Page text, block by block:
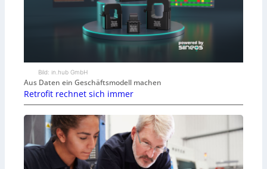
Bild: in.hub GmbH
Aus Daten ein Geschäftsmodell machen
Retrofit rechnet sich immer